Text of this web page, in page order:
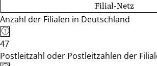
Filial-Netz
Anzahl der Filialen in Deutschland
47
Postleitzahl oder Postleitzahlen der